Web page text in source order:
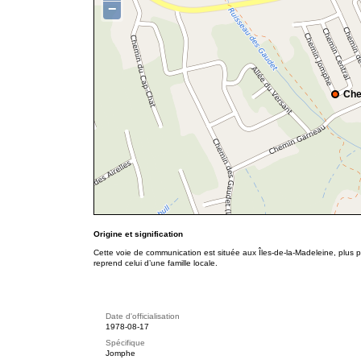
−
Origine et signification
Cette voie de communication est située aux Îles-de-la-Madeleine, plus
reprend celui d’une famille locale.
Date d'officialisation
1978-08-17
Spécifique
Jomphe